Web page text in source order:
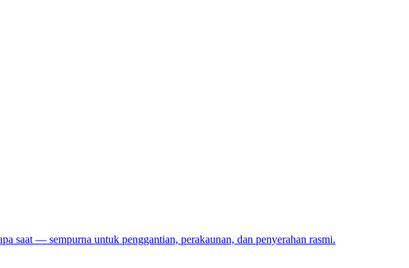
saat — sempurna untuk penggantian, perakaunan, dan penyerahan rasmi.